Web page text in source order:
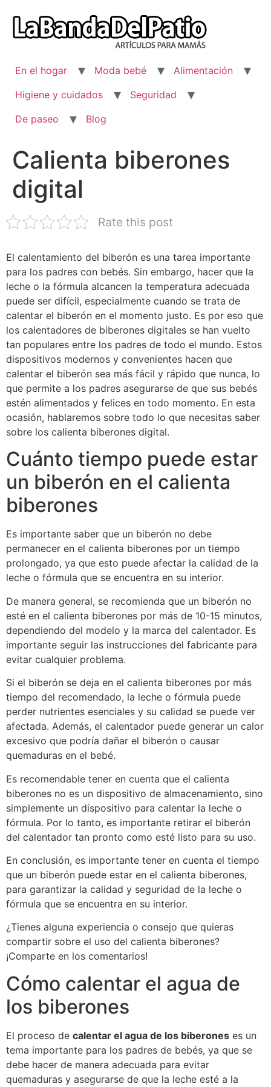
contenido
En el hogar Moda bebé
Alimentación
Higiene y cuidados
Seguridad
De paseo
Blog
Calienta biberones
digital
Rate this post
El calentamiento del biberón es una tarea importante
para los padres con bebés. Sin embargo, hacer que la
leche o la fórmula alcancen la temperatura adecuada
puede ser difícil, especialmente cuando se trata de
calentar el biberón en el momento justo. Es por eso que
los calentadores de biberones digitales se han vuelto
tan populares entre los padres de todo el mundo. Estos
dispositivos modernos y convenientes hacen que
calentar el biberón sea más fácil y rápido que nunca, lo
que permite a los padres asegurarse de que sus bebés
estén alimentados y felices en todo momento. En esta
ocasión, hablaremos sobre todo lo que necesitas saber
sobre los calienta biberones digital.
Cuánto tiempo puede estar
un biberón en el calienta
biberones
Es importante saber que un biberón no debe
permanecer en el calienta biberones por un tiempo
prolongado, ya que esto puede afectar la calidad de la
leche o fórmula que se encuentra en su interior.
De manera general, se recomienda que un biberón no
esté en el calienta biberones por más de 10-15 minutos,
dependiendo del modelo y la marca del calentador. Es
importante seguir las instrucciones del fabricante para
evitar cualquier problema.
Si el biberón se deja en el calienta biberones por más
tiempo del recomendado, la leche o fórmula puede
perder nutrientes esenciales y su calidad se puede ver
afectada. Además, el calentador puede generar un calor
excesivo que podría dañar el biberón o causar
quemaduras en el bebé.
Es recomendable tener en cuenta que el calienta
biberones no es un dispositivo de almacenamiento, sino
simplemente un dispositivo para calentar la leche o
fórmula. Por lo tanto, es importante retirar el biberón
del calentador tan pronto como esté listo para su uso.
En conclusión, es importante tener en cuenta el tiempo
que un biberón puede estar en el calienta biberones,
para garantizar la calidad y seguridad de la leche o
fórmula que se encuentra en su interior.
¿Tienes alguna experiencia o consejo que quieras
compartir sobre el uso del calienta biberones?
¡Comparte en los comentarios!
Cómo calentar el agua de
los biberones
El proceso de calentar el agua de los biberones es un
tema importante para los padres de bebés, ya que se
debe hacer de manera adecuada para evitar
quemaduras y asegurarse de que la leche esté a la